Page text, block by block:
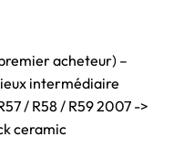
acheteur) –
intermédiaire
/ R58 / R59 2007 ->
ceramic